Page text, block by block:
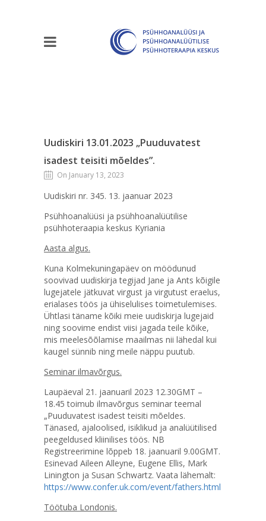
Uudiskiri 13.01.2023 „Puuduvatest
isadest teisiti mõeldes”.
On January 13, 2023
Uudiskiri nr. 345. 13. jaanuar 2023
Psühhoanalüüsi ja psühhoanalüütilise
psühhoteraapia keskus Kyriania
Aasta algus.
Kuna Kolmekuningapäev on möödunud
soovivad uudiskirja tegijad Jane ja Ants kõigile
lugejatele jätkuvat virgust ja virgutust eraelus,
erialases töös ja ühiselulises toimetulemises.
Ühtlasi täname kõiki meie uudiskirja lugejaid
ning soovime endist viisi jagada teile kõike,
mis meelesõõlamise maailmas nii lähedal kui
kaugel sünnib ning meile näppu puutub.
Seminar ilmavõrgus.
Laupäeval 21. jaanuaril 2023 12.30GMT –
18.45 toimub ilmavõrgus seminar teemal
„Puuduvatest isadest teisiti mõeldes.
Tänased, ajaloolised, isiklikud ja analüütilised
peegeldused kliinilises töös. NB
Registreerimine lõppeb 18. jaanuaril 9.00GMT.
Esinevad Aileen Alleyne, Eugene Ellis, Mark
Linington ja Susan Schwartz. Vaata lähemalt:
https://www.confer.uk.com/event/fathers.html
Töötuba Londonis.